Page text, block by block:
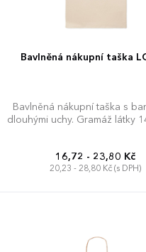
Bavlněná nákupní taška
Bavlněná nákupní taška s
dlouhými uchy. Gramáž látky
16,72 - 23,80 Kč
20,23 - 28,80 Kč (s DPH)